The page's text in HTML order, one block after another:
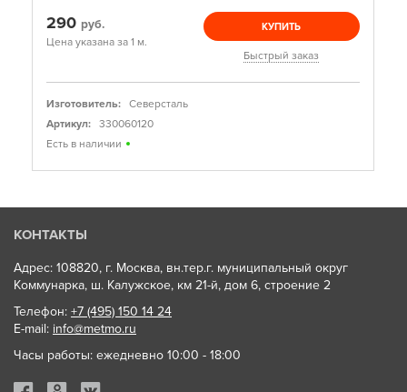
290 руб.
Цена указана за 1 м.
КУПИТЬ
Быстрый заказ
Изготовитель:
Северсталь
Артикул:
330060120
Есть в наличии
КОНТАКТЫ
Адрес: 108820, г. Москва, вн.тер.г. муниципальный округ
Коммунарка, ш. Калужское, км 21-й, дом 6, строение 2
Телефон: +7 (495) 150 14 24
E-mail: info@metmo.ru
Часы работы: ежедневно 10:00 - 18:00